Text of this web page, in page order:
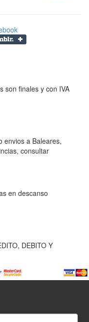
son finales y con IVA
envios a Baleares,
consultar
en descanso
DEBITO Y